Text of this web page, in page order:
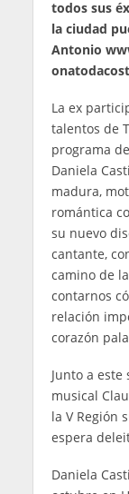
todos sus
la ciudad
Antonio
La ex
talentos de
programa de
Daniela
madura,
romántica
su nuevo
cantante,
camino de
contarnos
relación
corazón
Junto a
musical
la V Región
espera
Daniela